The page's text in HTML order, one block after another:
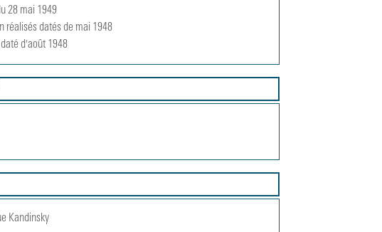
28 mai 1949
réalisés datés de mai 1948
d'août 1948
Kandinsky